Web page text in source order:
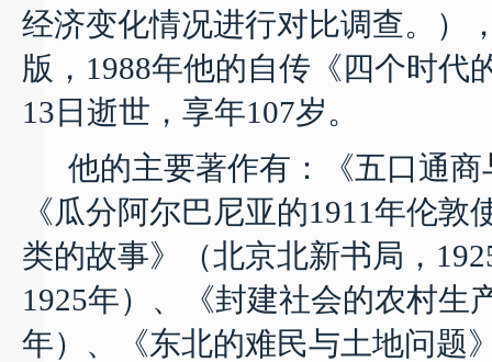
经济变化情况进行对比调查。）
版 ， 1988年他的自传《四个时代
13 日 逝世，享年107岁。
他的主要著作有：
《五口通
《瓜分阿尔巴尼亚的1911年伦敦
类的故事》（北京北新书局，
1925年）、《封建社会的农村生
年）、《东北的难民与土地问题